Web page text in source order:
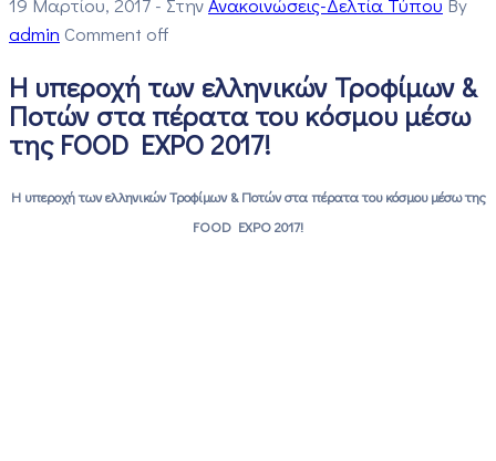
admin Comment off
Η υπεροχή των ελληνικών Τροφίμων &
Ποτών στα πέρατα του κόσμου μέσω
της FOOD EXPO 2017!
Η υπεροχή των ελληνικών Τροφίμων & Ποτών στα πέρατα του κόσμου μέσω της
FOOD EXPO 2017!